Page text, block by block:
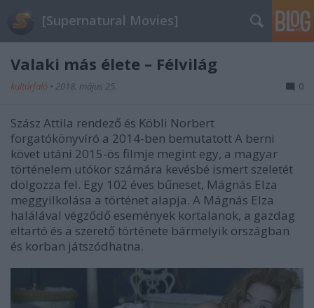
[Supernatural Movies]
Valaki más élete – Félvilág
kultúrfaló • 2018. május 25. 0
Szász Attila rendező és Köbli Norbert
forgatókönyvíró a 2014-ben bemutatott A berni
követ utáni 2015-ös filmje megint egy, a magyar
történelem utókor számára kevésbé ismert szeletét
dolgozza fel. Egy 102 éves bűneset, Mágnás Elza
meggyilkolása a történet alapja. A Mágnás Elza
halálával végződő események kortalanok, a gazdag
eltartó és a szerető története bármelyik országban
és korban játszódhatna.